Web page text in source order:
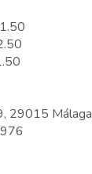
1.50
29015 Málaga